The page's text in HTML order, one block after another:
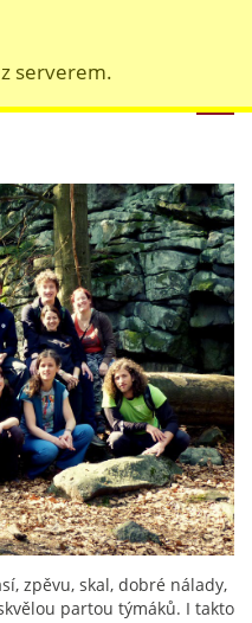
zpěvu, skal, dobré nálady,
partou týmáků. I takto